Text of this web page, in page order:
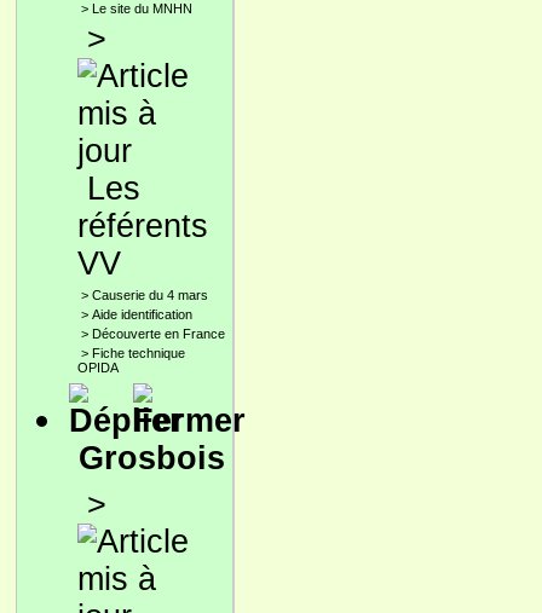
> Le site du MNHN
>
Les
référents
VV
> Causerie du 4 mars
> Aide identification
> Découverte en France
> Fiche technique
OPIDA
Grosbois
>